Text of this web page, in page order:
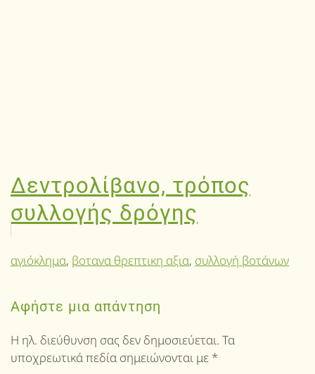
Δεντρολίβανο, τρόπος
συλλογής δρόγης
αγιόκλημα, βοτανα θρεπτικη αξια, συλλογή βοτάνων
Αφήστε μια απάντηση
Η ηλ. διεύθυνση σας δεν δημοσιεύεται. Τα
υποχρεωτικά πεδία σημειώνονται με *